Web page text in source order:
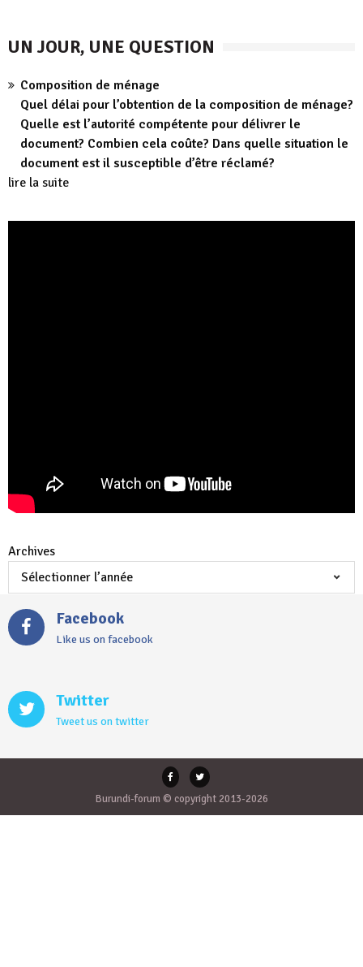
UN JOUR, UNE QUESTION
Composition de ménage
Quel délai pour l’obtention de la composition de ménage?
Quelle est l’autorité compétente pour délivrer le
document? Combien cela coûte? Dans quelle situation le
document est il susceptible d’être réclamé?
lire la suite
Archives
Facebook
Like us on facebook
Twitter
Tweet us on twitter
Burundi-forum © copyright 2013-2026